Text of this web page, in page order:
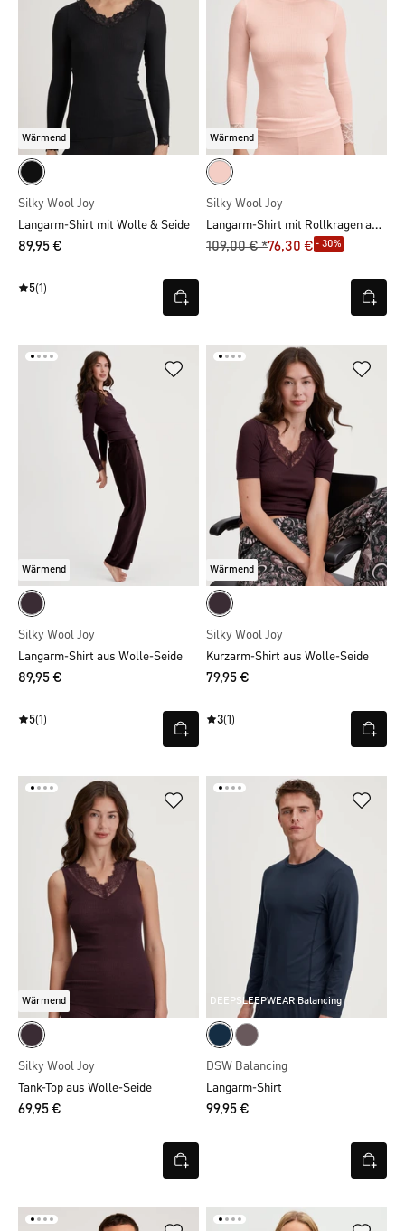
Wärmend
Silky Wool Joy
Langarm-Shirt mit Wolle & Seide
89,95 €
5(1)
Wärmend
Silky Wool Joy
Langarm-Shirt mit Rollkragen aus Wolle-Seide
109,00 € *76,30 € - 30%
Wärmend
Silky Wool Joy
Langarm-Shirt aus Wolle-Seide
89,95 €
5(1)
Wärmend
Silky Wool Joy
Kurzarm-Shirt aus Wolle-Seide
79,95 €
3(1)
Wärmend
Silky Wool Joy
Tank-Top aus Wolle-Seide
69,95 €
DEEPSLEEPWEAR Balancing
DSW Balancing
Langarm-Shirt
99,95 €